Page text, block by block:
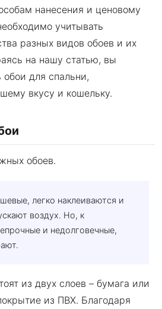
нанесения и ценовому
учитывать
разных видов обоев и их
на нашу статью, вы
обои для спальни,
вкусу и кошельку.
обоев.
легко наклеиваются и
воздух. Но, к
и недолговечные,
из двух слоев – бумага или
из ПВХ. Благодаря